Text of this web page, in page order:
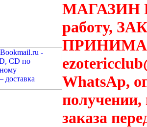
МАГАЗИН
работу,
WhatsAp,
получении,
заказа